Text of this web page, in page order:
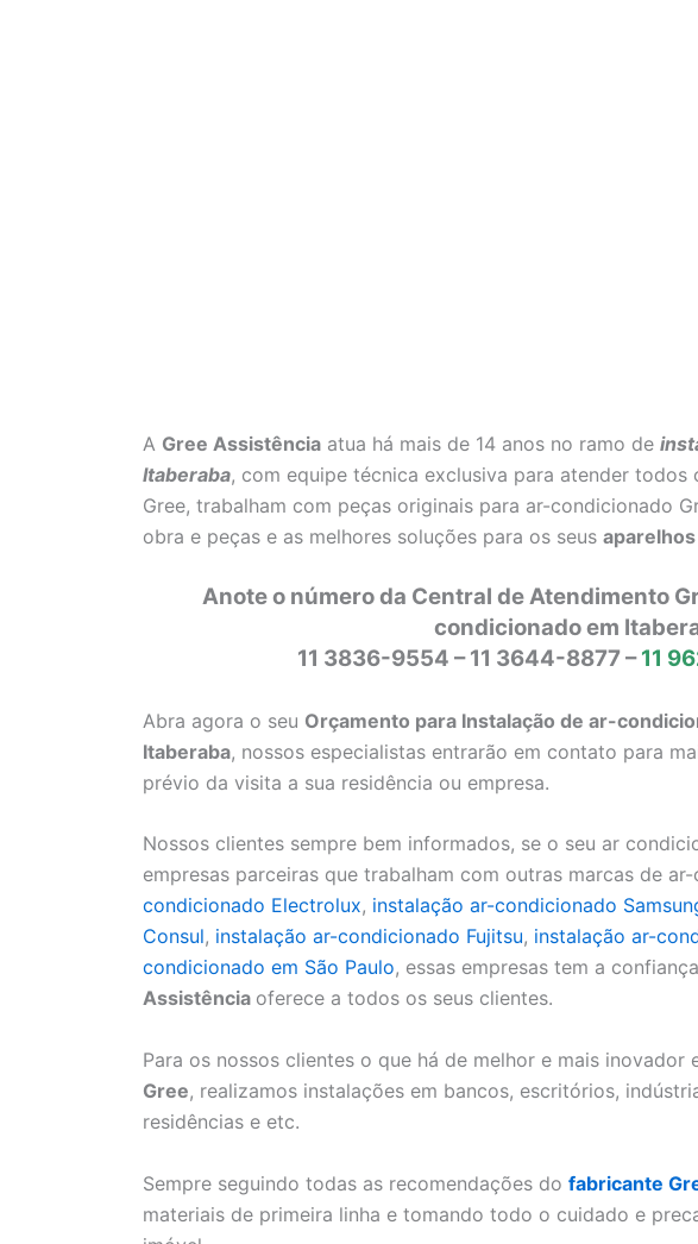
A Gree Assistência atua há mais de 14 anos no ramo de
Itaberaba, com equipe técnica exclusiva para atender
Gree, trabalham com peças originais para ar-condicionado
obra e peças e as melhores soluções para os seus
Anote o número da Central de Atendimento
condicionado em
11 3836-9554 – 11 3644-8877 –11
Abra agora o seu Orçamento para Instalação de ar-
Itaberaba, nossos especialistas entrarão em contato para
prévio da visita a sua residência ou empresa.
Nossos clientes sempre bem informados, se o seu ar
empresas parceiras que trabalham com outras marcas de
condicionado Electrolux, instalação ar-condicionado
Consul, instalação ar-condicionado Fujitsu, instalação ar-
condicionado em São Paulo, essas empresas tem a
Assistência oferece a todos os seus clientes.
Para os nossos clientes o que há de melhor e mais inovador
Gree, realizamos instalações em bancos, escritórios,
residências e etc.
Sempre seguindo todas as recomendações do fabricante
materiais de primeira linha e tomando todo o cuidado e